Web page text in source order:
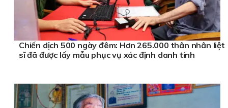
Chiến dịch 500 ngày đêm: Hơn 265.000 thân nhân liệt
sĩ đã được lấy mẫu phục vụ xác định danh tính